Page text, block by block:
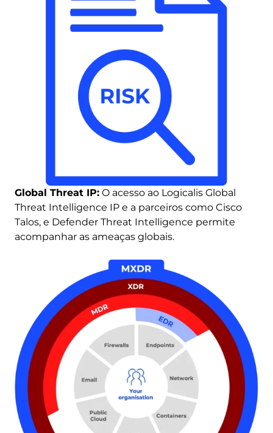
Global Threat IP: O acesso ao Logicalis Global
Threat Intelligence IP e a parceiros como Cisco
Talos, e Defender Threat Intelligence permite
acompanhar as ameaças globais.